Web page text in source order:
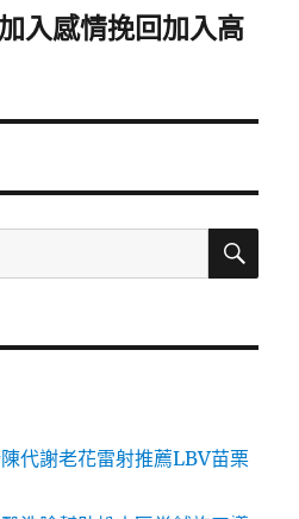
入感情挽回加入高
搜
代謝老花雷射推薦LBV苗栗